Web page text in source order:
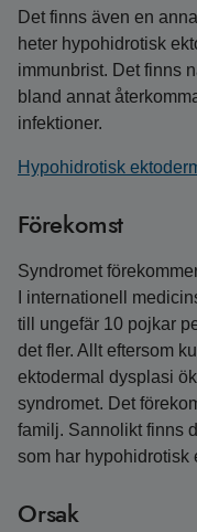
Det finns även en
heter hypohidrotisk
immunbrist. Det finns
bland annat
infektioner.
Hypohidrotisk
Förekomst
Syndromet
I internationell
till ungefär 10 pojkar
det fler. Allt eftersom
ektodermal dysplasi
syndromet. Det
familj. Sannolikt finns
som har hypohidrotisk
Orsak